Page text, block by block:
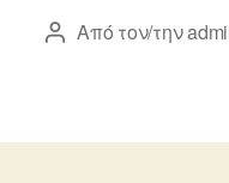
Συντάκτης
Από τον/την